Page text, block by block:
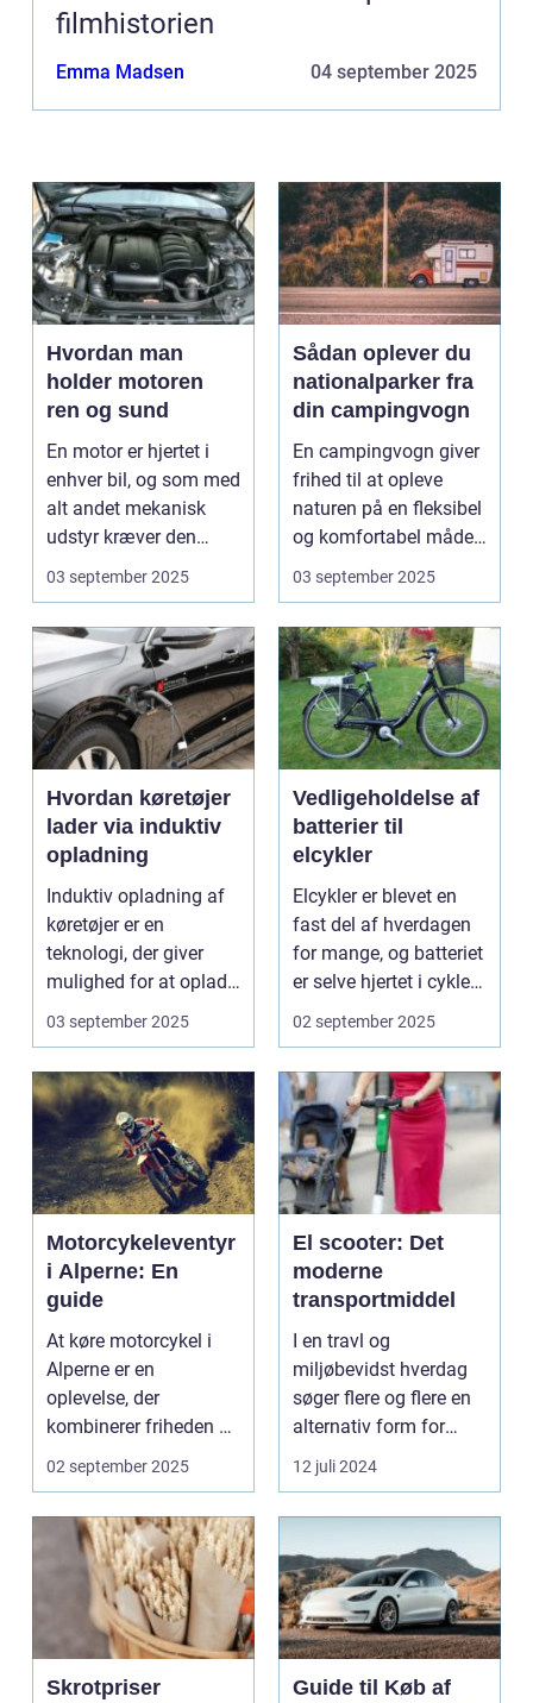
filmhistorien
Emma Madsen 04 september 2025
Hvordan man
holder motoren
ren og sund
En motor er hjertet i
enhver bil, og som med
alt andet mekanisk
udstyr kræver den
omsorg for a...
03 september 2025
Sådan oplever du
nationalparker fra
din campingvogn
En campingvogn giver
frihed til at opleve
naturen på en fleksibel
og komfortabel måde.
N...
03 september 2025
Hvordan køretøjer
lader via induktiv
opladning
Induktiv opladning af
køretøjer er en
teknologi, der giver
mulighed for at oplade
uden...
03 september 2025
Vedligeholdelse af
batterier til
elcykler
Elcykler er blevet en
fast del af hverdagen
for mange, og batteriet
er selve hjertet i cyklen.
Et go...
02 september 2025
Motorcykeleventyr
i Alperne: En
guide
At køre motorcykel i
Alperne er en
oplevelse, der
kombinerer friheden på
to hjul med no...
02 september 2025
El scooter: Det
moderne
transportmiddel
I en travl og
miljøbevidst hverdag
søger flere og flere en
alternativ form for
transport. El scooter...
12 juli 2024
Skrotpriser
Guide til Køb af